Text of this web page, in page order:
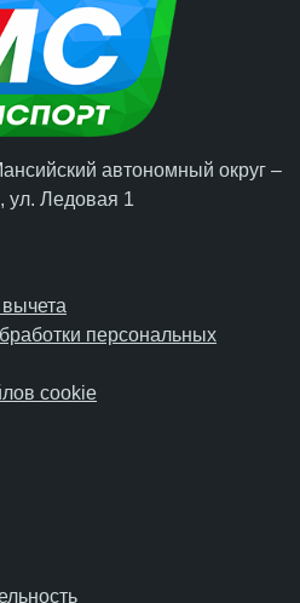
автономный округ –
, ул. Ледовая 1
персональных
cookie